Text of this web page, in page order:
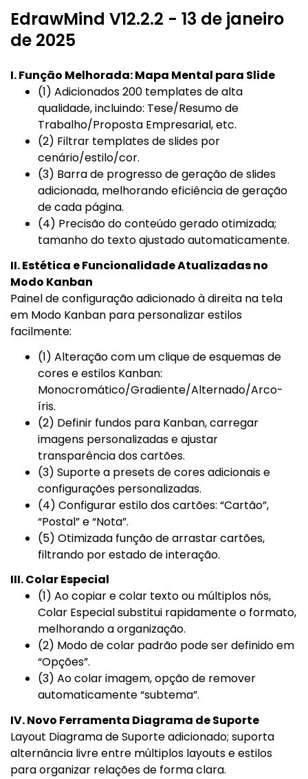
EdrawMind V12.2.2 - 13 de janeiro
de 2025
I. Função Melhorada: Mapa Mental para Slide
(1) Adicionados 200 templates de alta
qualidade, incluindo: Tese/Resumo de
Trabalho/Proposta Empresarial, etc.
(2) Filtrar templates de slides por
cenário/estilo/cor.
(3) Barra de progresso de geração de slides
adicionada, melhorando eficiência de geração
de cada página.
(4) Precisão do conteúdo gerado otimizada;
tamanho do texto ajustado automaticamente.
II. Estética e Funcionalidade Atualizadas no
Modo Kanban
Painel de configuração adicionado à direita na tela
em Modo Kanban para personalizar estilos
facilmente:
(1) Alteração com um clique de esquemas de
cores e estilos Kanban:
Monocromático/Gradiente/Alternado/Arco-
íris.
(2) Definir fundos para Kanban, carregar
imagens personalizadas e ajustar
transparência dos cartões.
(3) Suporte a presets de cores adicionais e
configurações personalizadas.
(4) Configurar estilo dos cartões: “Cartão”,
“Postal” e “Nota”.
(5) Otimizada função de arrastar cartões,
filtrando por estado de interação.
III. Colar Especial
(1) Ao copiar e colar texto ou múltiplos nós,
Colar Especial substitui rapidamente o formato,
melhorando a organização.
(2) Modo de colar padrão pode ser definido em
“Opções”.
(3) Ao colar imagem, opção de remover
automaticamente “subtema”.
IV. Novo Ferramenta Diagrama de Suporte
Layout Diagrama de Suporte adicionado; suporta
alternância livre entre múltiplos layouts e estilos
para organizar relações de forma clara.